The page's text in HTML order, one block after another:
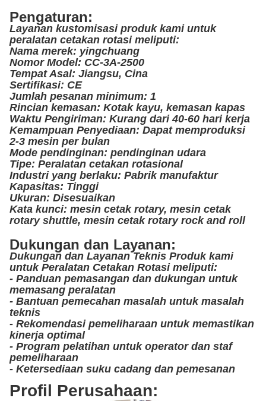
Pengaturan:
Layanan kustomisasi produk kami untuk
peralatan cetakan rotasi meliputi:
Nama merek: yingchuang
Nomor Model: CC-3A-2500
Tempat Asal: Jiangsu, Cina
Sertifikasi: CE
Jumlah pesanan minimum: 1
Rincian kemasan: Kotak kayu, kemasan kapas
Waktu Pengiriman: Kurang dari 40-60 hari kerja
Kemampuan Penyediaan: Dapat memproduksi
2-3 mesin per bulan
Mode pendinginan: pendinginan udara
Tipe: Peralatan cetakan rotasional
Industri yang berlaku: Pabrik manufaktur
Kapasitas: Tinggi
Ukuran: Disesuaikan
Kata kunci: mesin cetak rotary, mesin cetak
rotary shuttle, mesin cetak rotary rock and roll
Dukungan dan Layanan:
Dukungan dan Layanan Teknis Produk kami
untuk Peralatan Cetakan Rotasi meliputi:
- Panduan pemasangan dan dukungan untuk
memasang peralatan
- Bantuan pemecahan masalah untuk masalah
teknis
- Rekomendasi pemeliharaan untuk memastikan
kinerja optimal
- Program pelatihan untuk operator dan staf
pemeliharaan
- Ketersediaan suku cadang dan pemesanan
Profil Perusahaan: